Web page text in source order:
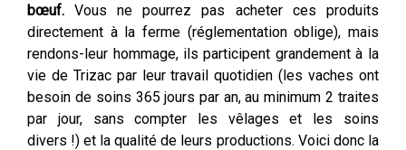
bœuf. Vous ne pourrez pas acheter ces produits
directement à la ferme (réglementation oblige), mais
rendons-leur hommage, ils participent grandement à la
vie de Trizac par leur travail quotidien (les vaches ont
besoin de soins 365 jours par an, au minimum 2 traites
par jour, sans compter les vêlages et les soins
divers !) et la qualité de leurs productions. Voici donc la